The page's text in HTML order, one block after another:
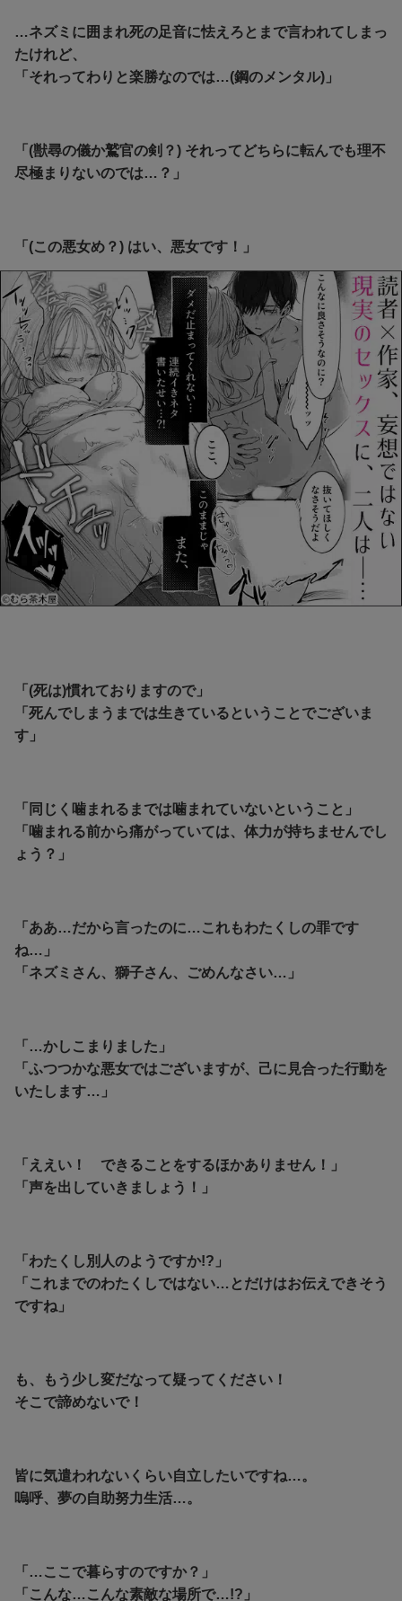
…ネズミに囲まれ死の足音に怯えろとまで言われてしまっ
たけれど、
「それってわりと楽勝なのでは…(鋼のメンタル)」
「(獣尋の儀か鷲官の剣？) それってどちらに転んでも理不
尽極まりないのでは…？」
「(この悪女め？) はい、悪女です！」
「(死は)慣れておりますので」
「死んでしまうまでは生きているということでございま
す」
「同じく噛まれるまでは噛まれていないということ」
「噛まれる前から痛がっていては、体力が持ちませんでし
ょう？」
「ああ…だから言ったのに…これもわたくしの罪です
ね…」
「ネズミさん、獅子さん、ごめんなさい…」
「…かしこまりました」
「ふつつかな悪女ではございますが、己に見合った行動を
いたします…」
「ええい！ できることをするほかありません！」
「声を出していきましょう！」
「わたくし別人のようですか!?」
「これまでのわたくしではない…とだけはお伝えできそう
ですね」
も、もう少し変だなって疑ってください！
そこで諦めないで！
皆に気遣われないくらい自立したいですね…。
嗚呼、夢の自助努力生活…。
「…ここで暮らすのですか？」
「こんな…こんな素敵な場所で…!?」